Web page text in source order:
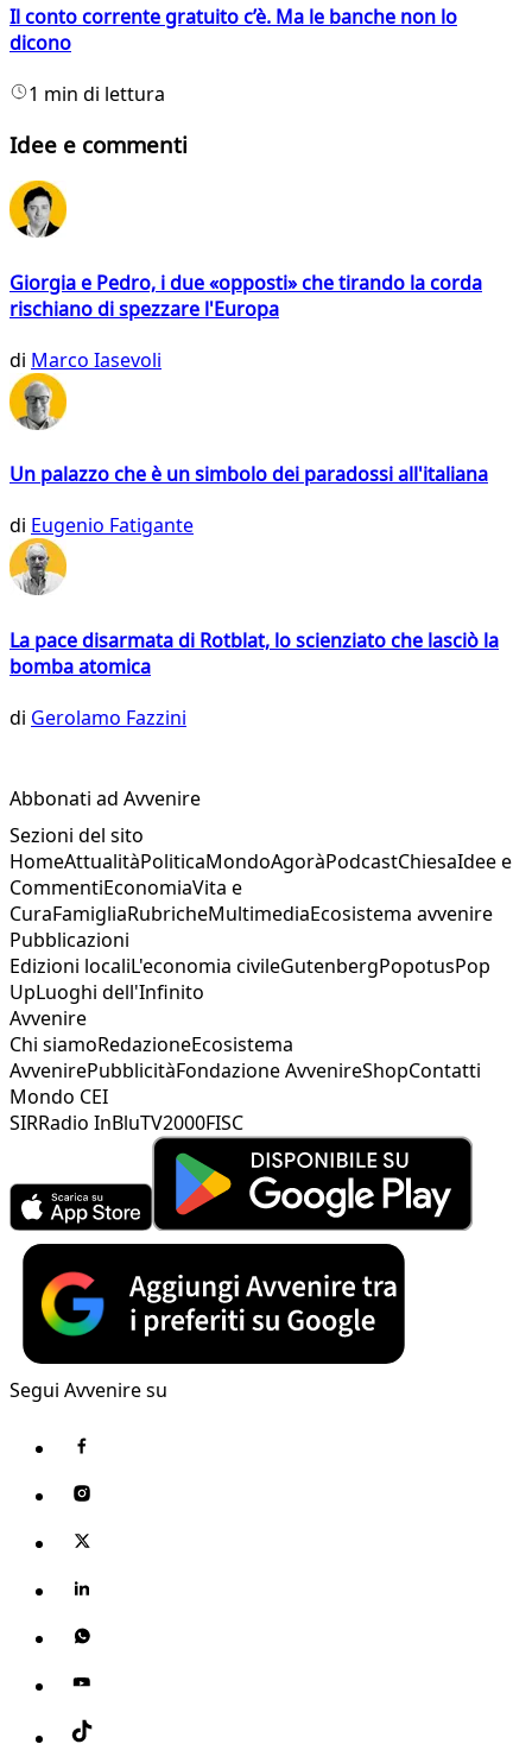
Il conto corrente gratuito c’è. Ma le banche non lo
dicono
1 min di lettura
Idee e commenti
Giorgia e Pedro, i due «opposti» che tirando la corda
rischiano di spezzare l'Europa
di Marco Iasevoli
Un palazzo che è un simbolo dei paradossi all'italiana
di Eugenio Fatigante
La pace disarmata di Rotblat, lo scienziato che lasciò la
bomba atomica
di Gerolamo Fazzini
Abbonati ad Avvenire
Sezioni del sito
HomeAttualitàPoliticaMondoAgoràPodcastChiesaIdee e
CommentiEconomiaVita e
CuraFamigliaRubricheMultimediaEcosistema avvenire
Pubblicazioni
Edizioni localiL'economia civileGutenbergPopotusPop
UpLuoghi dell'Infinito
Avvenire
Chi siamoRedazioneEcosistema
AvvenirePubblicitàFondazione AvvenireShopContatti
Mondo CEI
SIRRadio InBluTV2000FISC
Segui Avvenire su